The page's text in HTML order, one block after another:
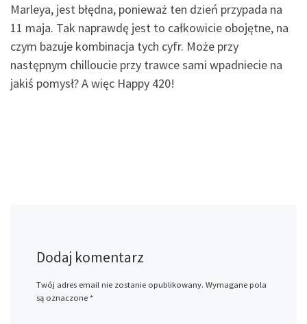
Marleya, jest błędna, ponieważ ten dzień przypada na
11 maja. Tak naprawdę jest to całkowicie obojętne, na
czym bazuje kombinacja tych cyfr. Może przy
następnym chilloucie przy trawce sami wpadniecie na
jakiś pomysł? A więc Happy 420!
Dodaj komentarz
Twój adres email nie zostanie opublikowany. Wymagane pola
są oznaczone *